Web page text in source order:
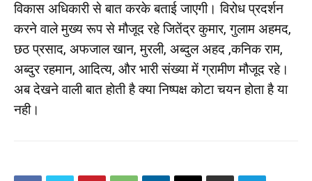
विकास अधिकारी से बात करके बताई जाएगी। विरोध प्रदर्शन
करने वाले मुख्य रूप से मौजूद रहे जितेंद्र कुमार, गुलाम अहमद,
छठ प्रसाद, अफजाल खान, मुरली, अब्दुल अहद ,कनिक राम,
अब्दुर रहमान, आदित्य, और भारी संख्या में ग्रामीण मौजूद रहे।
अब देखने वाली बात होती है क्या निष्पक्ष कोटा चयन होता है या
नही।